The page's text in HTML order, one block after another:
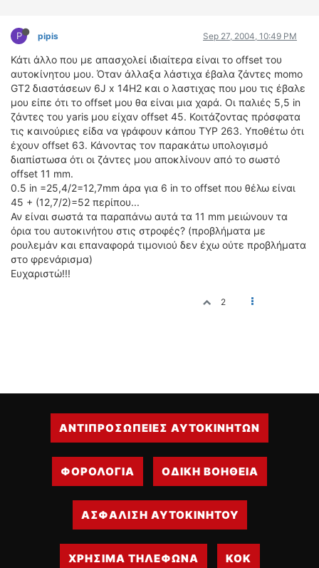
P pipis Sep 27, 2004, 10:49 PM
Κάτι άλλο που με απασχολεί ιδιαίτερα είναι το offset του
αυτοκίνητου μου. Όταν άλλαξα λάστιχα έβαλα ζάντες momo
GT2 διαστάσεων 6J x 14H2 και ο λαστιχας που μου τις έβαλε
μου είπε ότι το offset μου θα είναι μια χαρά. Οι παλιές 5,5 in
ζάντες του yaris μου είχαν offset 45. Κοιτάζοντας πρόσφατα
τις καινούριες είδα να γράφουν κάπου TYP 263. Υποθέτω ότι
έχουν offset 63. Κάνοντας τον παρακάτω υπολογισμό
διαπίστωσα ότι οι ζάντες μου αποκλίνουν από το σωστό
offset 11 mm.
0.5 in =25,4/2=12,7mm άρα για 6 in το offset που θέλω είναι
45 + (12,7/2)=52 περίπου...
Αν είναι σωστά τα παραπάνω αυτά τα 11 mm μειώνουν τα
όρια του αυτοκινήτου στις στροφές? (προβλήματα με
ρουλεμάν και επαναφορά τιμονιού δεν έχω ούτε προβλήματα
στο φρενάρισμα)
Ευχαριστώ!!!
2
ΑΝΤΙΠΡΟΣΩΠΕΙΕΣ ΑΥΤΟΚΙΝΗΤΩΝ
ΦΟΡΟΛΟΓΙΑ ΟΔΙΚΗ ΒΟΗΘΕΙΑ
ΑΣΦΑΛΙΣΗ ΑΥΤΟΚΙΝΗΤΟΥ
ΧΡΗΣΙΜΑ ΤΗΛΕΦΩΝΑ ΚΟΚ